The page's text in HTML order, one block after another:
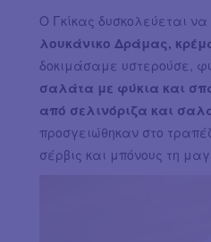
O Γκίκας δυσκολεύεται
λουκάνικο Δράμας,
δοκιμάσαμε υστερούσε,
σαλάτα με φύκια και
από σελινόριζα και
προσγειώθηκαν στο
σέρβις και μπόνους τη